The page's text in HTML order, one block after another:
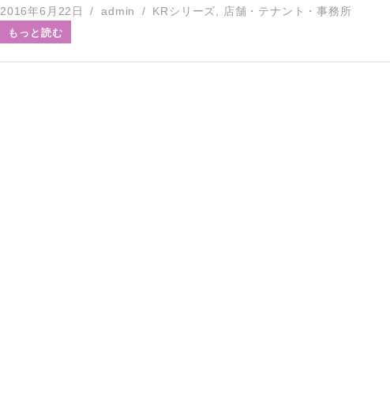
2016年6月22日 admin KRシリーズ 店舗・テナント・事務所
もっと読む